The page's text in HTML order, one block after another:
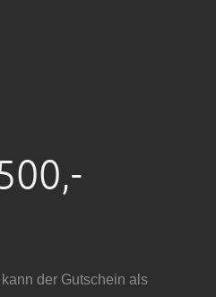
der Gutschein als